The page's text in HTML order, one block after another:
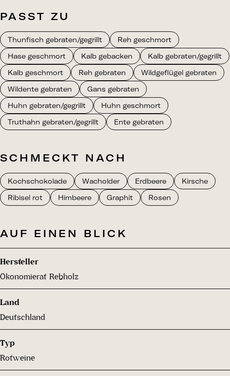
PASST ZU
Thunfisch gebraten/gegrillt
Reh geschmort
Hase geschmort
Kalb gebacken
Kalb gebraten/gegrillt
Kalb geschmort
Reh gebraten
Wildgeflügel gebraten
Wildente gebraten
Gans gebraten
Huhn gebraten/gegrillt
Huhn geschmort
Truthahn gebraten/gegrillt
Ente gebraten
SCHMECKT NACH
Kochschokolade Wacholder Erdbeere
Kirsche
Ribisel rot
Himbeere Graphit Rosen
AUF EINEN BLICK
Hersteller
Ökonomierat Rebholz
Land
Deutschland
Typ
Rotweine